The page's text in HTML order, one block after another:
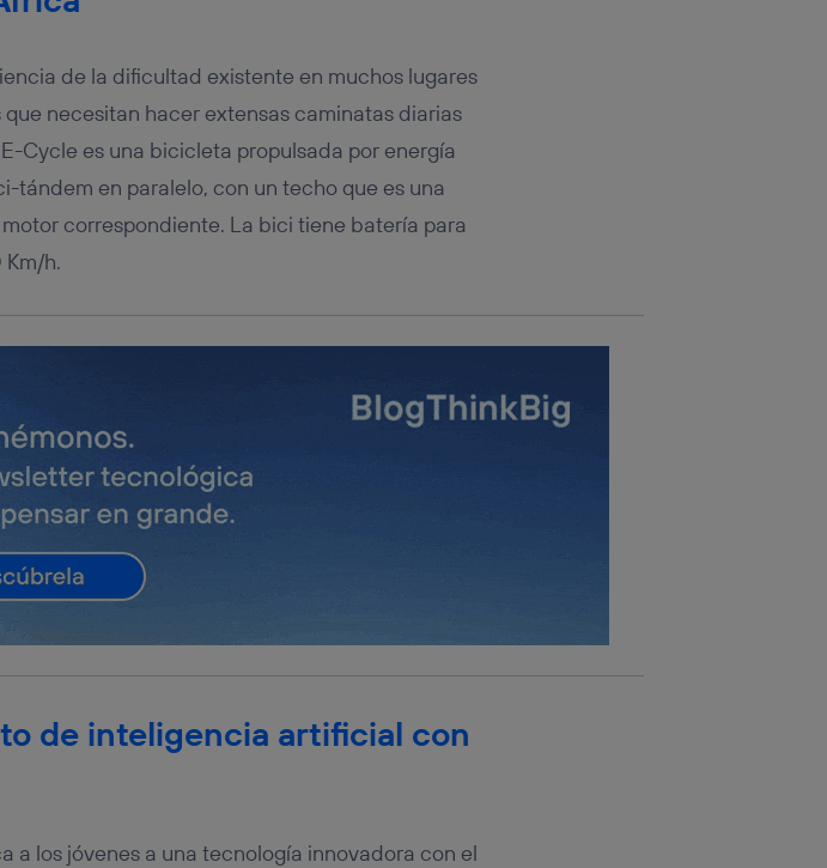
de la dificultad existente en muchos lugares
necesitan hacer extensas caminatas diarias
Cycle es una bicicleta propulsada por energía
tándem en paralelo, con un techo que es una
correspondiente. La bici tiene batería para
h.
de inteligencia artificial con
a los jóvenes a una tecnología innovadora con el
la tecnología recibirá el mismo identificador.
navegación de los miembros del hogar que
más personalizado, ya que se basará
del móvil.
seleccionando “Administrar Utiq” en la parte
portal de privacidad de Utiq (“consenthub”).
de privacidad de Utiq